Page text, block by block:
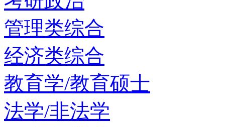
管理类综合
经济类综合
教育学/教育硕士
法学/非法学